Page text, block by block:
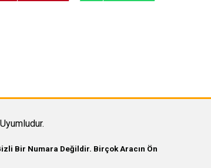
Bir Numara Değildir. Birçok Aracın Ön